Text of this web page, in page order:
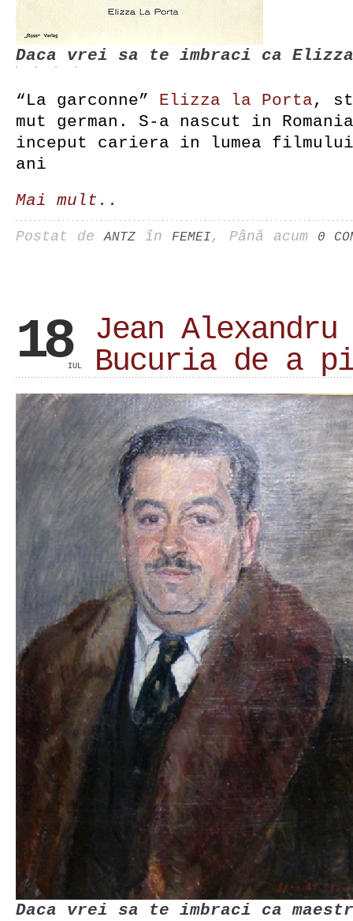
Daca vrei sa te imbraci ca
“La garconne” Elizza la Porta,
mut german. S-a nascut in
inceput cariera in lumea filmului
ani
Mai mult..
Postat deANTZ în FEMEI, Până acum 0
18IUL
Jean
Bucuria de a
Daca vrei sa te imbraci ca